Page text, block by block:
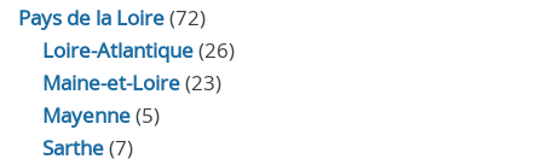
Pays de la Loire(72)
Loire-Atlantique(26)
Maine-et-Loire(23)
Mayenne(5)
Sarthe(7)